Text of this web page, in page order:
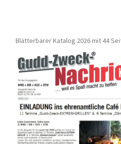
Blätterbarer Katalog 2026 mit 44